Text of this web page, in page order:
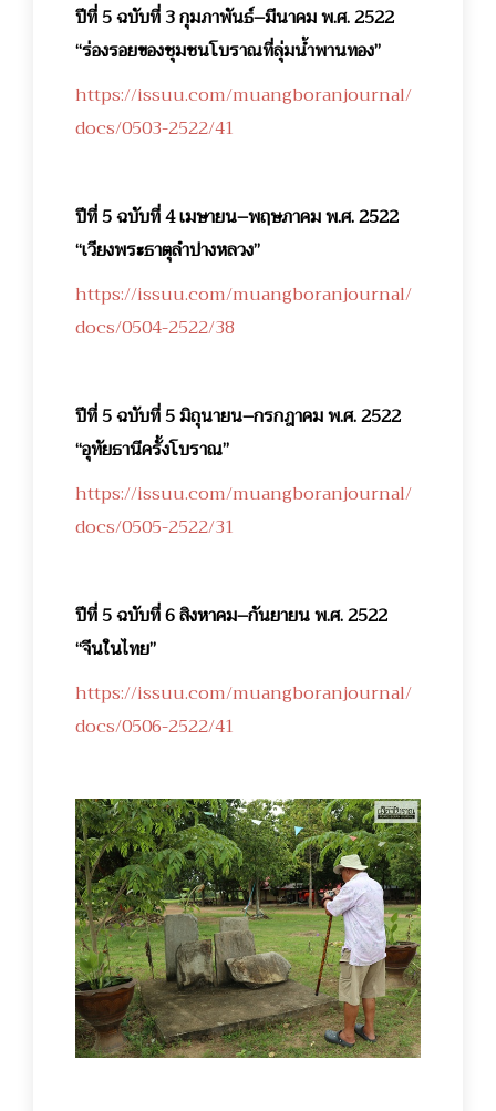
ปีที่ 5 ฉบับที่ 3 กุมภาพันธ์–มีนาคม พ.ศ. 2522
“ร่องรอยของชุมชนโบราณที่ลุ่มน้ำพานทอง”
https://issuu.com/muangboranjournal/
docs/0503-2522/41
ปีที่ 5 ฉบับที่ 4 เมษายน–พฤษภาคม พ.ศ. 2522
“เวียงพระธาตุลำปางหลวง”
https://issuu.com/muangboranjournal/
docs/0504-2522/38
ปีที่ 5 ฉบับที่ 5 มิถุนายน–กรกฎาคม พ.ศ. 2522
“อุทัยธานีครั้งโบราณ”
https://issuu.com/muangboranjournal/
docs/0505-2522/31
ปีที่ 5 ฉบับที่ 6 สิงหาคม–กันยายน พ.ศ. 2522
“จีนในไทย”
https://issuu.com/muangboranjournal/
docs/0506-2522/41